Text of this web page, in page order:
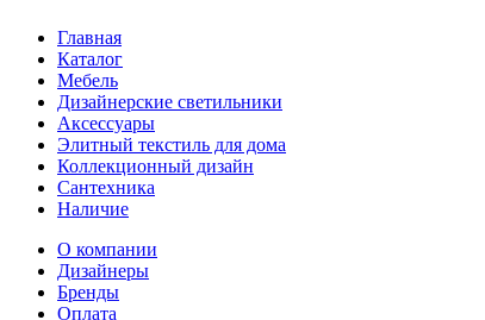
Главная
Каталог
Мебель
Дизайнерские светильники
Аксессуары
Элитный текстиль для дома
Коллекционный дизайн
Сантехника
Наличие
О компании
Дизайнеры
Бренды
Оплата